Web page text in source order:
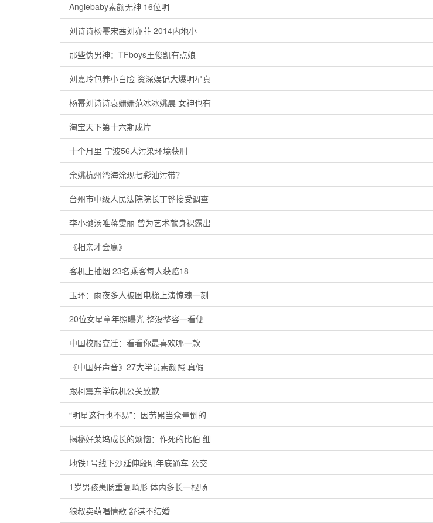
Anglebaby素颜无神 16位明
刘诗诗杨幂宋茜刘亦菲 2014内地小
那些伪男神：TFboys王俊凯有点娘
刘嘉玲包养小白脸 资深娱记大爆明星真
杨幂刘诗诗袁姗姗范冰冰姚晨 女神也有
淘宝天下第十六期成片
十个月里 宁波56人污染环境获刑
余姚杭州湾海涂现七彩油污带？
台州市中级人民法院院长丁铧接受调查
李小璐汤唯蒋雯丽 曾为艺术献身裸露出
《相亲才会赢》
客机上抽烟 23名乘客每人获赔18
玉环：雨夜多人被困电梯上演惊魂一刻
20位女星童年照曝光 整没整容一看便
中国校服变迁：看看你最喜欢哪一款
《中国好声音》27大学员素颜照 真假
跟柯震东学危机公关致歉
“明星这行也不易”：因劳累当众晕倒的
揭秘好莱坞成长的烦恼：作死的比伯 细
地铁1号线下沙延伸段明年底通车 公交
1岁男孩患肠重复畸形 体内多长一根肠
狼叔卖萌唱情歌 舒淇不结婚